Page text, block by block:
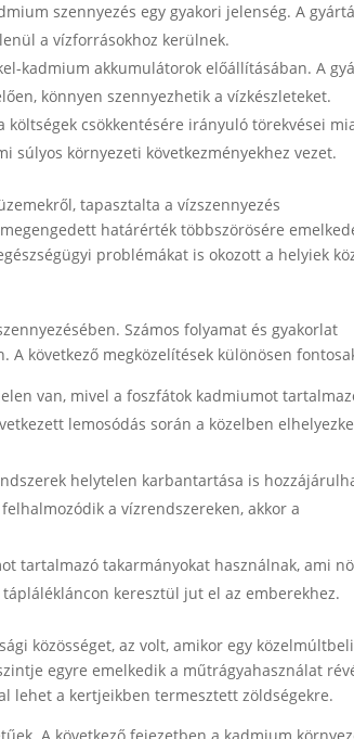
szennyezés egy gyakori jelenség. A
a vízforrásokhoz kerülnek.
kadmium akkumulátorok előállításában. A
könnyen szennyezhetik a vízkészleteket.
költségek csökkentésére irányuló törekvései
súlyos környezeti következményekhez vezet.
tapasztalta a vízszennyezés
határérték többszörösére
problémákat is okozott a helyiek
Számos folyamat és gyakorlat
következő megközelítések különösen
van, mivel a foszfátok kadmiumot
lemosódás során a közelben
helytelen karbantartása is
a vízrendszereken, akkor a
tartalmazó takarmányokat használnak, ami
keresztül jut el az emberekhez.
közösséget, az volt, amikor egy közelmúltbeli
egyre emelkedik a műtrágyahasználat
lehet a kertjeikben termesztett zöldségekre.